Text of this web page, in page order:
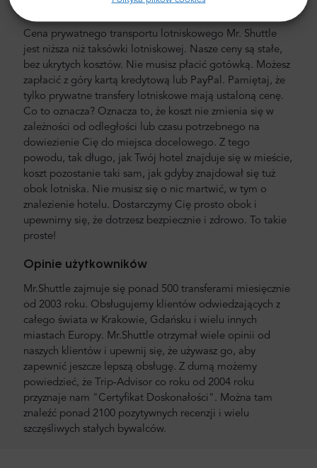
Koszt transferu z lotniska i miasta
Cena prywatnego transportu lotniskowego Mr. Shuttle
jest niższa niż taksówki lotniskowej. Nasze ceny są stałe,
bez ukrytych kosztów. Nie musisz płacić gotówką. Możesz
zapłacić z góry kartą kredytową lub PayPal. Pamiętaj, że
tylko prywatne transfery lotniskowe mają ustaloną cenę.
Co to oznacza? Oznacza to, że koszt nie zmienia się w
zależności od odległości lub czasu potrzebnego na
dowiezienie Cię do miejsca docelowego. Z tego
powodu, tak długo, jak Twój hotel znajduje się w mieście,
koszt pozostanie taki sam, jak gdyby znajdował się tuż
obok lotniska. Nie musisz się o nic martwić, w tym o
znalezienie hotelu. Dostarczymy Cię prosto obok i
upewnimy się, że dotrzesz bezpiecznie i zdrowo. To takie
proste!
Opinie użytkowników
Mr.Shuttle zajmuje się ponad 500 transferami miesięcznie
od 2003 roku. Obsługujemy klientów odwiedzających z
całego świata w Krakowie, Gdańsku i wielu innych
miastach Europy. Mr.Shuttle otrzymał wiele opinii od
naszych klientów i upewnij się, że używasz go, aby
zapewnić jeszcze lepszą obsługę. Z dumą możemy
powiedzieć, że Trip-Advisor co roku od 2004 roku
przyznaje nam "Certyfikat Doskonałości". Można tam
znaleźć ponad 2100 pozytywnych recenzji i wielu
szczęśliwych stałych bywalców.